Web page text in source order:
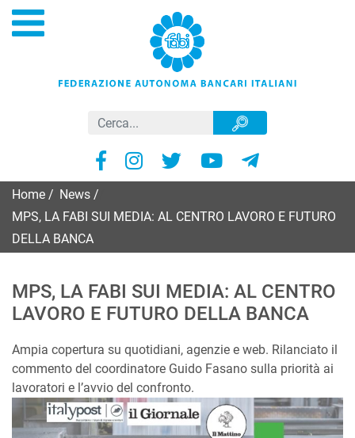
Home News
MPS, LA FABI SUI MEDIA: AL CENTRO LAVORO E FUTURO
DELLA BANCA
MPS, LA FABI SUI MEDIA: AL CENTRO
LAVORO E FUTURO DELLA BANCA
Ampia copertura su quotidiani, agenzie e web. Rilanciato il
commento del coordinatore Guido Fasano sulla priorità ai
lavoratori e l’avvio del confronto.